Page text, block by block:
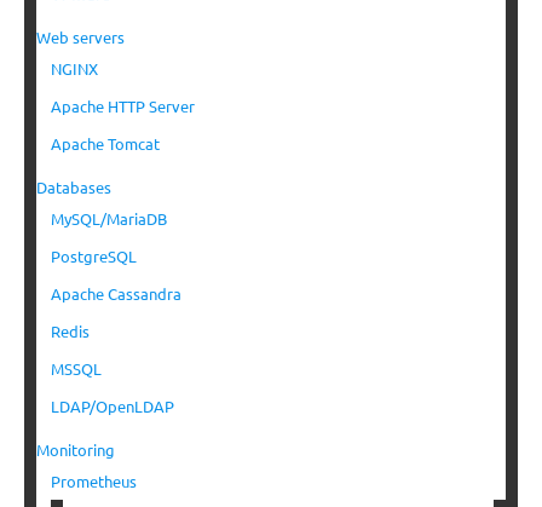
Web servers
NGINX
Apache HTTP Server
Apache Tomcat
Databases
MySQL/MariaDB
PostgreSQL
Apache Cassandra
Redis
MSSQL
LDAP/OpenLDAP
Monitoring
Prometheus